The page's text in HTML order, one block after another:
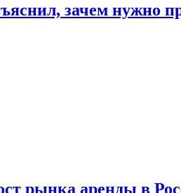
зачем нужно
рынка аренды в